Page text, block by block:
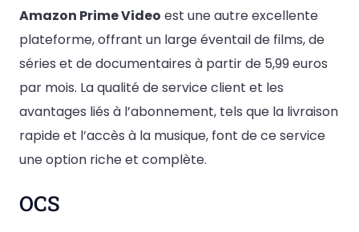
Amazon Prime Video est une autre excellente
plateforme, offrant un large éventail de films, de
séries et de documentaires à partir de 5,99 euros
par mois. La qualité de service client et les
avantages liés à l’abonnement, tels que la livraison
rapide et l’accès à la musique, font de ce service
une option riche et complète.
OCS